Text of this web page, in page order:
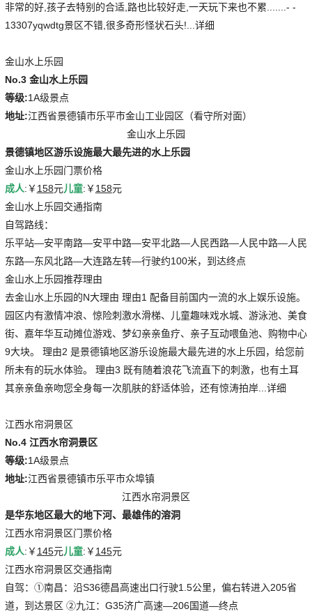
非常的好,孩子去特别的合适,路也比较好走,一天玩下来也不累.......- -
13307yqwdtg景区不错,很多奇形怪状石头!...详细
金山水上乐园
No.3 金山水上乐园
等级:1A级景点
地址:江西省景德镇市乐平市金山工业园区（看守所对面）
金山水上乐园
景德镇地区游乐设施最大最先进的水上乐园
金山水上乐园门票价格
成人:￥ 158元儿童:￥ 158元
金山水上乐园交通指南
自驾路线：
乐平站—安平南路—安平中路—安平北路—人民西路—人民中路—人民
东路—东风北路—大连路左转—行驶约100米，到达终点
金山水上乐园推荐理由
去金山水上乐园的N大理由 理由1 配备目前国内一流的水上娱乐设施。
园区内有激情冲浪、惊险刺激水滑梯、儿童趣味戏水城、游泳池、美食
街、嘉年华互动摊位游戏、梦幻亲亲鱼疗、亲子互动喂鱼池、购物中心
9大块。 理由2 是景德镇地区游乐设施最大最先进的水上乐园，给您前
所未有的玩水体验。 理由3 既有随着浪花飞流直下的刺激，也有土耳
其亲亲鱼亲吻您全身每一次肌肤的舒适体验，还有惊涛拍岸...详细
江西水帘洞景区
No.4 江西水帘洞景区
等级:1A级景点
地址:江西省景德镇市乐平市众埠镇
江西水帘洞景区
是华东地区最大的地下河、最雄伟的溶洞
江西水帘洞景区门票价格
成人:￥ 145元儿童:￥ 145元
江西水帘洞景区交通指南
自驾：①南昌：沿S36德昌高速出口行驶1.5公里，偏右转进入205省
道，到达景区 ②九江：G35济广高速—206国道—终点